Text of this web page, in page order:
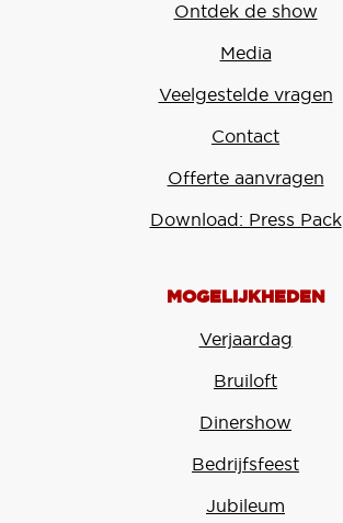
Ontdek de show
Media
Veelgestelde vragen
Contact
Offerte aanvragen
Download: Press Pack
MOGELIJKHEDEN
Verjaardag
Bruiloft
Dinershow
Bedrijfsfeest
Jubileum